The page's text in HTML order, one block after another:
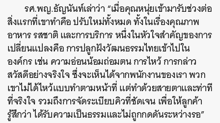
รศ.พญ.ธัญนันท์เล่าว่า “เมื่อคุณหนุ่ยเข้ามารับช่วงต่อ
สิ่งแรกที่เขาทำคือ ปรับใหม่ทั้งหมด ทั้งในเรื่องคุณภาพ
อาหาร รสชาติ และการบริการ หนึ่งในหัวใจสำคัญของการ
เปลี่ยนแปลงคือ การปลูกฝังวัฒนธรรมไทยเข้าไปใน
องค์กร เช่น ความอ่อนน้อมถ่อมตน การไหว้ การกล่าว
สวัสดีอย่างจริงใจ ซึ่งจะเห็นได้จากพนักงานของเรา พวก
เขาไม่ได้ไหว้แบบทำตามหน้าที่ แต่ทำด้วยสายตาและท่าที
ที่จริงใจ รวมถึงการจัดระเบียบคิวที่ชัดเจน เพื่อให้ลูกค้า
รู้สึกว่า ได้รับความเป็นธรรมและไม่ถูกกดดันระหว่างรอ”